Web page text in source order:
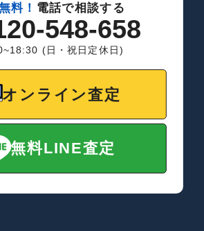
料！ 電話で相談する
548-658
(日・祝日定休日)
オンライン査定
無料LINE査定